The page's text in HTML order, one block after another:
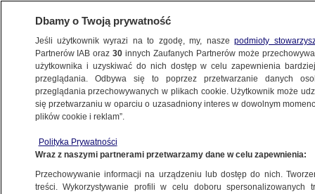
OPOLE
Usłyszała zarzut
Zespół autorów
Dbamy o Twoją prywatność
Jeśli użytkownik wyrazi na to zgodę, my, naszepodmioty
Partnerów IAB oraz30 innych Zaufanych Partnerów może
użytkownika i uzyskiwać do nich dostęp w celu zapewnienia
przeglądania. Odbywa się to poprzez przetwarzanie danych
przeglądania przechowywanych w plikach cookie. Użytkownik może
się przetwarzaniu w oparciu o uzasadniony interes w dowolnym
plików cookie i reklam”.
Polityka Prywatności
Wraz z naszymi partnerami przetwarzamy dane w celu zapewnienia:
Przechowywanie informacji na urządzeniu lub dostęp do nich.
treści. Wykorzystywanie profili w celu doboru spersonalizowanych